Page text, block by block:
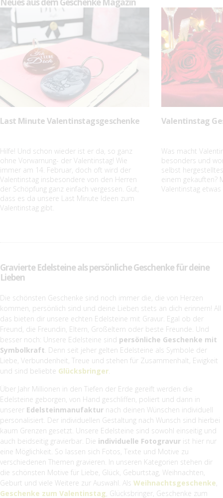
Neues aus dem Geschenke Magazin
Last Minute Valentinstagsgeschenke
Hilfe! Und schon wieder ist er da, so ganz
ohne Vorwarnung- der Valentinstag! Wie
immer am 14. Februar, doch oft wird der
Valentinstag insbesondere von den Herren
der Schöpfung ganz einfach vergessen. Gut,
dass es da unsere Last Minute Ideen zum
Valentinstag gibt.
Valentinstag
Was macht
besonders und
selbst
einem gekauften?
Valentinstag
Gravierte Edelsteine als persönliche Geschenke für deine
Lieben
Die schönsten Geschenke sind noch immer die, die von Herzen
kommen, persönlich sind und deine Lieben stets an dich erinnern! All
das bieten dir unsere echten Edelsteine mit Gravur. Egal ob der
Freund, die Freundin, Eltern, Großeltern oder beste Freunde. Und
besser noch: Unsere Edelsteine sind persönliche Geschenke mit
Symbolkraft. Denn seit jeher gelten Edelsteine als Symbole der
Liebe, Verbundenheit, Treue und stehen für Zusammenhalt, Ewigkeit
und sind beliebte Glücksbringer.
Über Jahr Millionen in den Tiefen der Erde gereift werden die
Edelsteine geborgen, von Hand geschliffen, poliert und dann in
unserer Edelsteinmanufaktur nach deinen Wünschen individuell
personalisiert. Der individuellen Gestaltung nach Wunsch sind hierbei
kaum Grenzen gesetzt. Unsere Edelsteine sind sowohl einseitig und
auch beidseitig gravierbar. Die individuelle Fotogravur ist hier nur
eine Möglichkeit. So lassen sich Fotos, Texte und Motive zu
verschiedenen Themen gravieren. In unseren Kategorien stehen dir
die schönsten Motive für Liebe, Glück, Geburtstag, Weihnachten,
Geburt und viele Weitere zur Auswahl. Als Weihnachtsgeschenke,
Geschenke zum Valentinstag, Glücksbringer, Geschenke zum